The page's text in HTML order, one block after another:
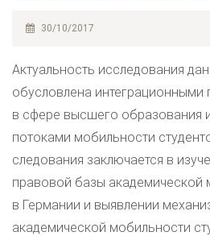
30/10/2017
Актуальность исследования
обусловлена интеграционными
в сфере высшего образования
потоками мобильности
следования заключается в
правовой базы академической
в Германии и выявлении
академической мобильности